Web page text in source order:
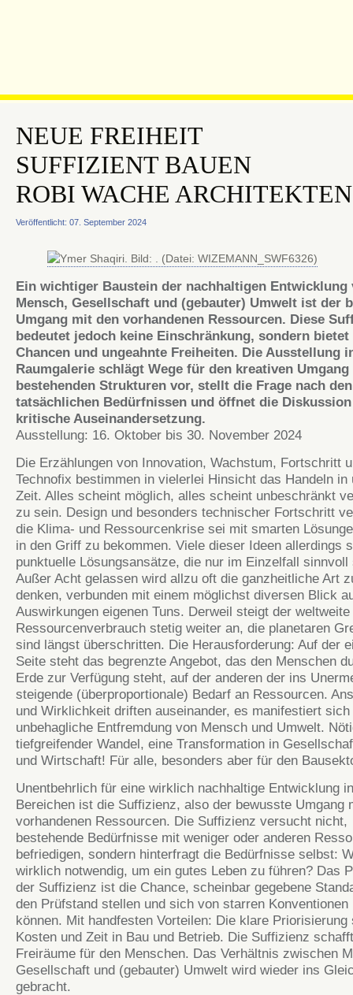
NEUE FREIHEIT
SUFFIZIENT BAUEN
ROBI WACHE ARCHITEKTEN
Veröffentlicht: 07. September 2024
Ein wichtiger Baustein der nachhaltigen Entwicklung
Mensch, Gesellschaft und (gebauter) Umwelt ist der
Umgang mit den vorhandenen Ressourcen. Diese
bedeutet jedoch keine Einschränkung, sondern bietet
Chancen und ungeahnte Freiheiten. Die Ausstellung
Raumgalerie schlägt Wege für den kreativen
bestehenden Strukturen vor, stellt die Frage nach den
tatsächlichen Bedürfnissen und öffnet die
kritische Auseinandersetzung.
Ausstellung: 16. Oktober bis 30. November 2024
Die Erzählungen von Innovation, Wachstum, Fortschritt
Technofix bestimmen in vielerlei Hinsicht das Handeln in
Zeit. Alles scheint möglich, alles scheint unbeschränkt
zu sein. Design und besonders technischer Fortschritt
die Klima- und Ressourcenkrise sei mit smarten
in den Griff zu bekommen. Viele dieser Ideen allerdings
punktuelle Lösungsansätze, die nur im Einzelfall sinnvoll
Außer Acht gelassen wird allzu oft die ganzheitliche Art
denken, verbunden mit einem möglichst diversen Blick
Auswirkungen eigenen Tuns. Derweil steigt der weltweite
Ressourcenverbrauch stetig weiter an, die planetaren
sind längst überschritten. Die Herausforderung: Auf der
Seite steht das begrenzte Angebot, das den Menschen
Erde zur Verfügung steht, auf der anderen der ins
steigende (überproportionale) Bedarf an Ressourcen.
und Wirklichkeit driften auseinander, es manifestiert sich
unbehagliche Entfremdung von Mensch und Umwelt.
tiefgreifender Wandel, eine Transformation in
und Wirtschaft! Für alle, besonders aber für den
Unentbehrlich für eine wirklich nachhaltige Entwicklung
Bereichen ist die Suffizienz, also der bewusste Umgang
vorhandenen Ressourcen. Die Suffizienz versucht nicht,
bestehende Bedürfnisse mit weniger oder anderen
befriedigen, sondern hinterfragt die Bedürfnisse selbst:
wirklich notwendig, um ein gutes Leben zu führen? Das
der Suffizienz ist die Chance, scheinbar gegebene
den Prüfstand stellen und sich von starren Konventionen
können. Mit handfesten Vorteilen: Die klare Priorisierung
Kosten und Zeit in Bau und Betrieb. Die Suffizienz
Freiräume für den Menschen. Das Verhältnis zwischen
Gesellschaft und (gebauter) Umwelt wird wieder ins
gebracht.